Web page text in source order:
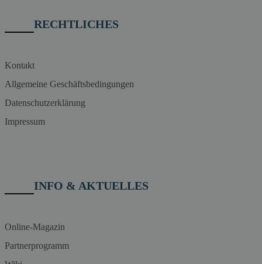
RECHTLICHES
Kontakt
Allgemeine Geschäftsbedingungen
Datenschutzerklärung
Impressum
INFO & AKTUELLES
Online-Magazin
Partnerprogramm